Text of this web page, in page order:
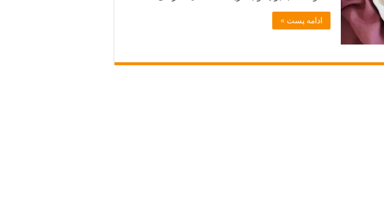
ادامه پست »